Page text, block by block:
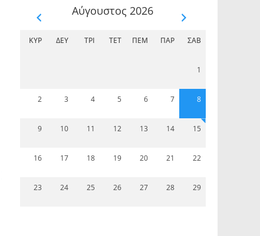
Αύγουστος 2026
ΚΥΡ ΔΕΥ ΤΡΊ ΤΕΤ ΠΈΜ ΠΑΡ ΣΆΒ
1
2 3 4 5 6 7 8
9 10 11 12 13 14 15
16 17 18 19 20 21 22
23 24 25 26 27 28 29